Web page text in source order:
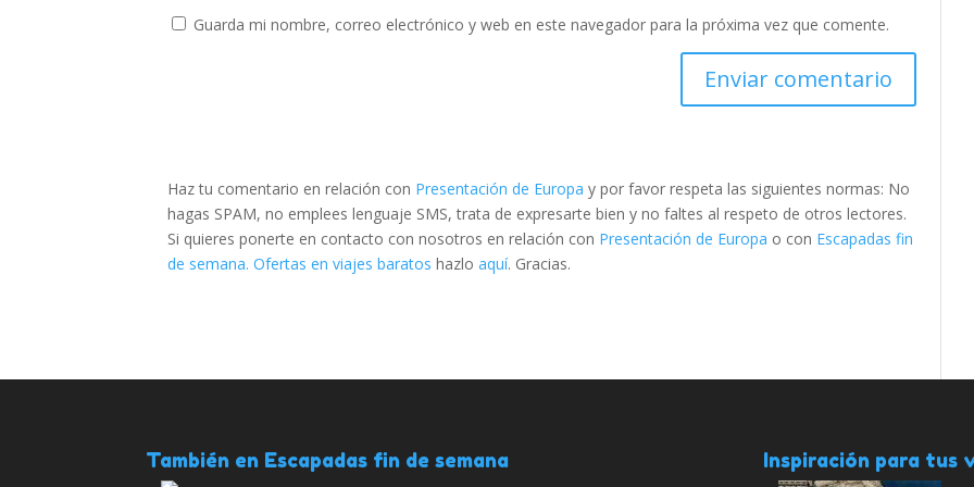
Guarda mi nombre, correo electrónico y web en este navegador para la próxima vez que comente.
Haz tu comentario en relación con Presentación de Europa y por favor respeta las siguientes normas: No
hagas SPAM, no emplees lenguaje SMS, trata de expresarte bien y no faltes al respeto de otros lectores.
Si quieres ponerte en contacto con nosotros en relación con Presentación de Europa o con Escapadas fin
de semana. Ofertas en viajes baratos hazloaquí. Gracias.
También en Escapadas fin de semana Inspiración para tus